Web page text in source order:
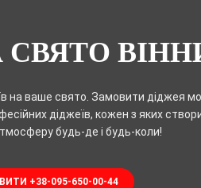
СВЯТО
на ваше свято. Замовити діджея
діджеїв, кожен з яких
будь-де і будь-коли!
+38-095-650-00-44